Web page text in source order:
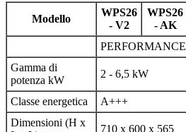
Modello
WPS26
- V2
WPS26
- AK
PERFORMANCE
Gamma di
potenza kW
2 - 6,5 kW
Classe energetica
A+++
Dimensioni (H x
710 x 600 x 565